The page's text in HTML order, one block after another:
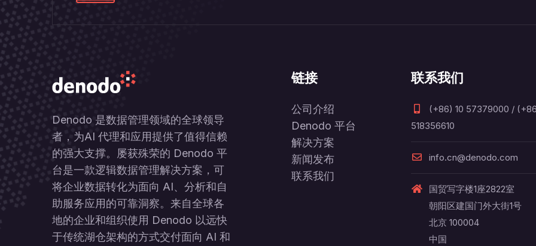
Denodo 是数据管理领域的全球领导
者，为AI 代理和应用提供了值得信赖
的强大支撑。屡获殊荣的 Denodo 平
台是一款逻辑数据管理解决方案，可
将企业数据转化为面向 AI、分析和自
助服务应用的可靠洞察。来自全球各
地的企业和组织使用 Denodo 以远快
于传统湖仓架构的方式交付面向 AI 和
链接
公司介绍
Denodo 平台
解决方案
新闻发布
联系我们
联系我们
(+86) 10 57379000 /
518356610
info.cn@denodo.com
国贸写字楼1座2822室
朝阳区建国门外大街1号
北京 100004
中国